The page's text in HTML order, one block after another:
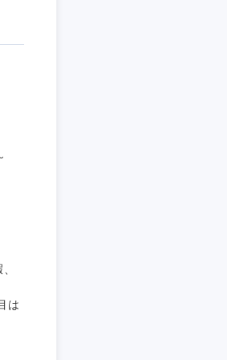
は